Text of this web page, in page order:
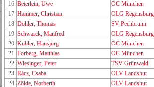
16 Beierlein, Uwe OC München
17 Hammer, Christian OLG Regensburg
18 Döhler, Thomas SV Pechbrunn
19 Schwarck, Manfred OLG Regensburg
20 Kübler, Hansjörg OC München
21 Forberg, Matthias OC München
22 Wiesinger, Peter TSV Grünwald
23 Rácz, Csaba OLV Landshut
24 Zölde, Norberth OLV Landshut